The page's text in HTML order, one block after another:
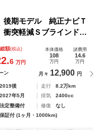
期モデル 純正ナビＴ
突軽減Ｓブラインドス
ｏｔｈ接続 スマート
リングリモコン
額(税込)
6 万円
本体価格
108
万円
諸費用
14.6
万円
ン 月々 12,900 円
2019後 走行
8.2万km
2027年5月 排気
2400cc
法定整備付 修復
なし
保証付 (1ヶ月・1000km)